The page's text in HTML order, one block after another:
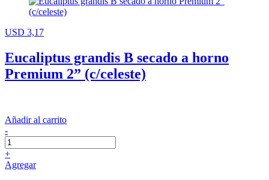
USD 3,17
Eucaliptus grandis B secado a horno
Premium 2” (c/celeste)
Añadir al carrito
-
+
Agregar